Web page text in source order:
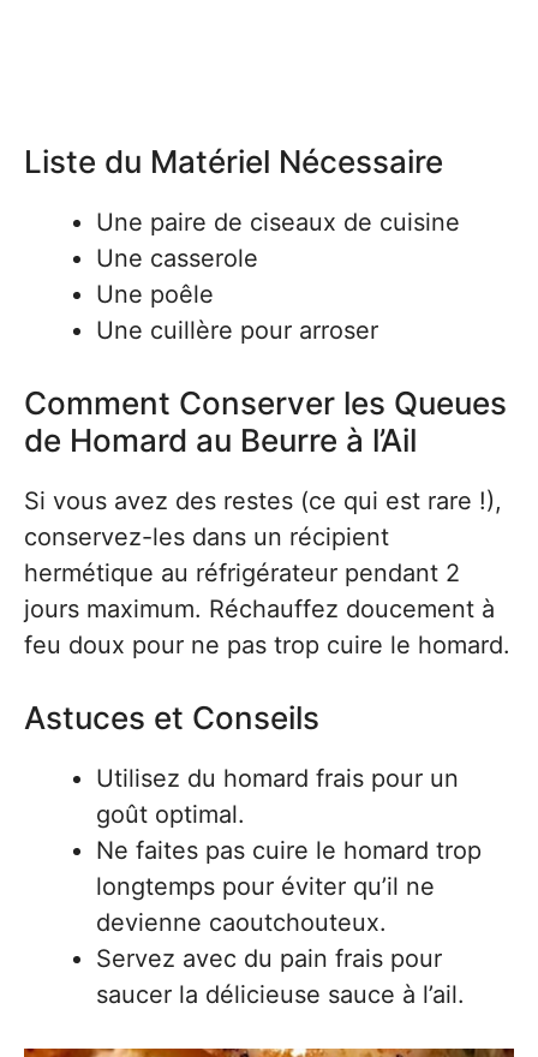
Liste du Matériel Nécessaire
Une paire de ciseaux de cuisine
Une casserole
Une poêle
Une cuillère pour arroser
Comment Conserver les Queues
de Homard au Beurre à l’Ail
Si vous avez des restes (ce qui est rare !),
conservez-les dans un récipient
hermétique au réfrigérateur pendant 2
jours maximum. Réchauffez doucement à
feu doux pour ne pas trop cuire le homard.
Astuces et Conseils
Utilisez du homard frais pour un
goût optimal.
Ne faites pas cuire le homard trop
longtemps pour éviter qu’il ne
devienne caoutchouteux.
Servez avec du pain frais pour
saucer la délicieuse sauce à l’ail.